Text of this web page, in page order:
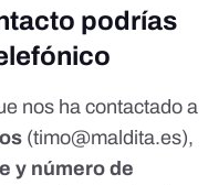
podrías
nos ha contactado a
(timo@maldita.es),
y número de